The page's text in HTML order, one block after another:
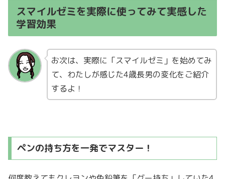
スマイルゼミを実際に使ってみて実感した
学習効果
お次は、実際に「スマイルゼミ」を始めてみ
て、わたしが感じた4歳長男の変化をご紹介
するよ！
ペンの持ち方を一発でマスター！